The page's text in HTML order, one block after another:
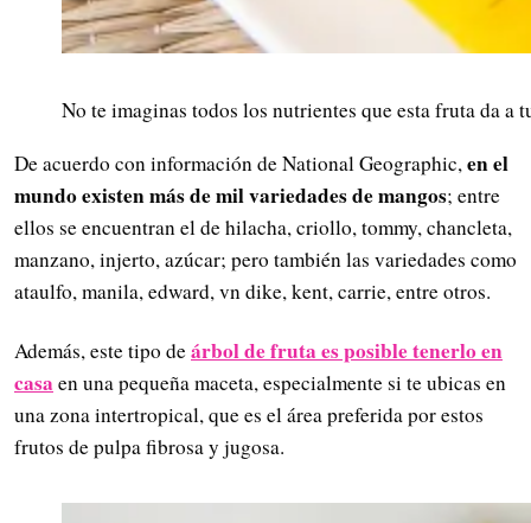
No te imaginas todos los nutrientes que esta fruta da a
De acuerdo con información de National Geographic, en el
mundo existen más de mil variedades de mangos; entre
ellos se encuentran el de hilacha, criollo, tommy, chancleta,
manzano, injerto, azúcar; pero también las variedades como
ataulfo, manila, edward, vn dike, kent, carrie, entre otros.
Además, este tipo deárbol de fruta es posible tenerlo en
casa en una pequeña maceta, especialmente si te ubicas en
una zona intertropical, que es el área preferida por estos
frutos de pulpa fibrosa y jugosa.